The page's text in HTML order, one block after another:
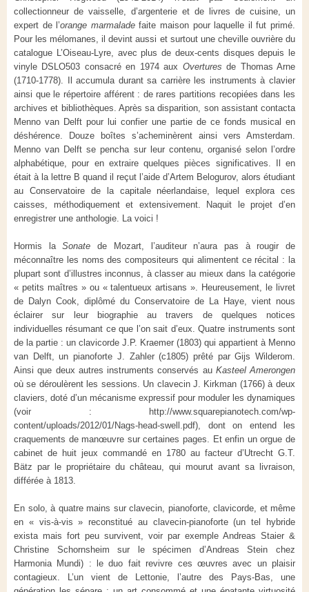
collectionneur de vaisselle, d’argenterie et de livres de cuisine, un
expert de l’orange marmaladefaite maison pour laquelle il fut primé.
Pour les mélomanes, il devint aussi et surtout une cheville ouvrière du
catalogue L’Oiseau-Lyre, avec plus de deux-cents disques depuis le
vinyle DSLO503 consacré en 1974 aux Overtures de Thomas Arne
(1710-1778). Il accumula durant sa carrière les instruments à clavier
ainsi que le répertoire afférent : de rares partitions recopiées dans les
archives et bibliothèques. Après sa disparition, son assistant contacta
Menno van Delft pour lui confier une partie de ce fonds musical en
déshérence. Douze boîtes s’acheminèrent ainsi vers Amsterdam.
Menno van Delft se pencha sur leur contenu, organisé selon l’ordre
alphabétique, pour en extraire quelques pièces significatives. Il en
était à la lettre B quand il reçut l’aide d’Artem Belogurov, alors étudiant
au Conservatoire de la capitale néerlandaise, lequel explora ces
caisses, méthodiquement et extensivement. Naquit le projet d’en
enregistrer une anthologie. La voici !
Hormis laSonate de Mozart, l’auditeur n’aura pas à rougir de
méconnaître les noms des compositeurs qui alimentent ce récital : la
plupart sont d’illustres inconnus, à classer au mieux dans la catégorie
« petits maîtres » ou « talentueux artisans ». Heureusement, le livret
de Dalyn Cook, diplômé du Conservatoire de La Haye, vient nous
éclairer sur leur biographie au travers de quelques notices
individuelles résumant ce que l’on sait d’eux. Quatre instruments sont
de la partie : un clavicorde J.P. Kraemer (1803) qui appartient à Menno
van Delft, un pianoforte J. Zahler (c1805) prêté par Gijs Wilderom.
Ainsi que deux autres instruments conservés au Kasteel Amerongen
où se déroulèrent les sessions. Un clavecin J. Kirkman (1766) à deux
claviers, doté d’un mécanisme expressif pour moduler les dynamiques
(voir : http://www.squarepianotech.com/wp-
content/uploads/2012/01/Nags-head-swell.pdf), dont on entend les
craquements de manœuvre sur certaines pages. Et enfin un orgue de
cabinet de huit jeux commandé en 1780 au facteur d’Utrecht G.T.
Bätz par le propriétaire du château, qui mourut avant sa livraison,
différée à 1813.
En solo, à quatre mains sur clavecin, pianoforte, clavicorde, et même
en « vis-à-vis » reconstitué au clavecin-pianoforte (un tel hybride
exista mais fort peu survivent, voir par exemple Andreas Staier &
Christine Schornsheim sur le spécimen d’Andreas Stein chez
Harmonia Mundi) : le duo fait revivre ces œuvres avec un plaisir
contagieux. L’un vient de Lettonie, l’autre des Pays-Bas, une